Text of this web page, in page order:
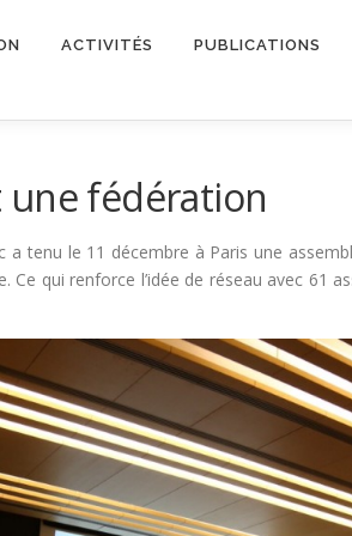
ACTIVITÉS PUBLICATIONS
une fédération
a tenu le 11 décembre à Paris une
Ce qui renforce l’idée de réseau avec